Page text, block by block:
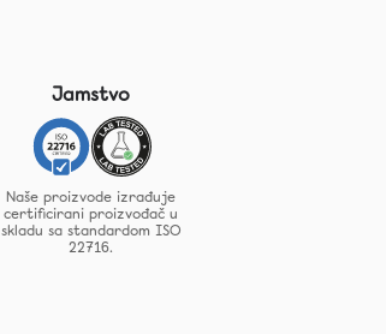
Jamstvo
Naše proizvode izrađuje
certificirani proizvođač u
skladu sa standardom ISO
22716.